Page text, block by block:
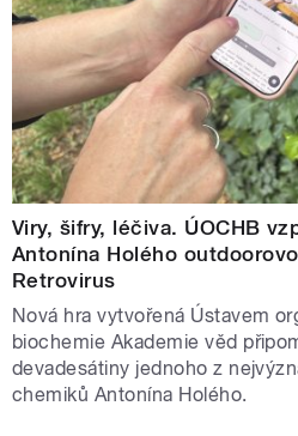
Viry, šifry, léčiva. ÚOCHB
Antonína Holého
Retrovirus
Nová hra vytvořená Ústavem
biochemie Akademie věd
devadesátiny jednoho z
chemiků Antonína Holého.